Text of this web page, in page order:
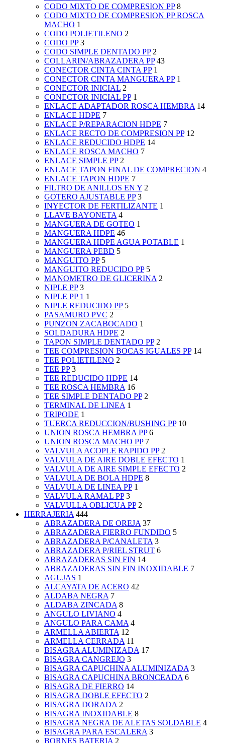
CODO MIXTO DE COMPRESION PP 8
CODO MIXTO DE COMPRESION PP ROSCA
MACHO 1
CODO POLIETILENO 2
CODO PP 3
CODO SIMPLE DENTADO PP 2
COLLARIN/ABRAZADERA PP 43
CONECTOR CINTA CINTA PP 1
CONECTOR CINTA MANGUERA PP 1
CONECTOR INICIAL 2
CONECTOR INICIAL PP 1
ENLACE ADAPTADOR ROSCA HEMBRA 14
ENLACE HDPE 7
ENLACE P/REPARACION HDPE 7
ENLACE RECTO DE COMPRESION PP 12
ENLACE REDUCIDO HDPE 14
ENLACE ROSCA MACHO 7
ENLACE SIMPLE PP 2
ENLACE TAPON FINAL DE COMPRECION 4
ENLACE TAPON HDPE 7
FILTRO DE ANILLOS EN Y 2
GOTERO AJUSTABLE PP 3
INYECTOR DE FERTILIZANTE 1
LLAVE BAYONETA 4
MANGUERA DE GOTEO 1
MANGUERA HDPE 46
MANGUERA HDPE AGUA POTABLE 1
MANGUERA PEBD 5
MANGUITO PP 5
MANGUITO REDUCIDO PP 5
MANOMETRO DE GLICERINA 2
NIPLE PP 3
NIPLE PP 1 1
NIPLE REDUCIDO PP 5
PASAMURO PVC 2
PUNZON ZACABOCADO 1
SOLDADURA HDPE 2
TAPON SIMPLE DENTADO PP 2
TEE COMPRESION BOCAS IGUALES PP 14
TEE POLIETILENO 2
TEE PP 3
TEE REDUCIDO HDPE 14
TEE ROSCA HEMBRA 16
TEE SIMPLE DENTADO PP 2
TERMINAL DE LINEA 1
TRIPODE 1
TUERCA REDUCCION/BUSHING PP 10
UNION ROSCA HEMBRA PP 6
UNION ROSCA MACHO PP 7
VALVULA ACOPLE RAPIDO PP 2
VALVULA DE AIRE DOBLE EFECTO 1
VALVULA DE AIRE SIMPLE EFECTO 2
VALVULA DE BOLA HDPE 8
VALVULA DE LINEA PP 1
VALVULA RAMAL PP 3
VALVULLA OBLICUA PP 2
HERRAJERIA 444
ABRAZADERA DE OREJA 37
ABRAZADERA FIERRO FUNDIDO 5
ABRAZADERA P/CANALETA 3
ABRAZADERA P/RIEL STRUT 6
ABRAZADERAS SIN FIN 14
ABRAZADERAS SIN FIN INOXIDABLE 7
AGUJAS 1
ALCAYATA DE ACERO 42
ALDABA NEGRA 7
ALDABA ZINCADA 8
ANGULO LIVIANO 4
ANGULO PARA CAMA 4
ARMELLA ABIERTA 12
ARMELLA CERRADA 11
BISAGRA ALUMINIZADA 17
BISAGRA CANGREJO 3
BISAGRA CAPUCHINA ALUMINIZADA 3
BISAGRA CAPUCHINA BRONCEADA 6
BISAGRA DE FIERRO 14
BISAGRA DOBLE EFECTO 2
BISAGRA DORADA 2
BISAGRA INOXIDABLE 8
BISAGRA NEGRA DE ALETAS SOLDABLE 4
BISAGRA PARA ESCALERA 3
BORNES BATERIA 2